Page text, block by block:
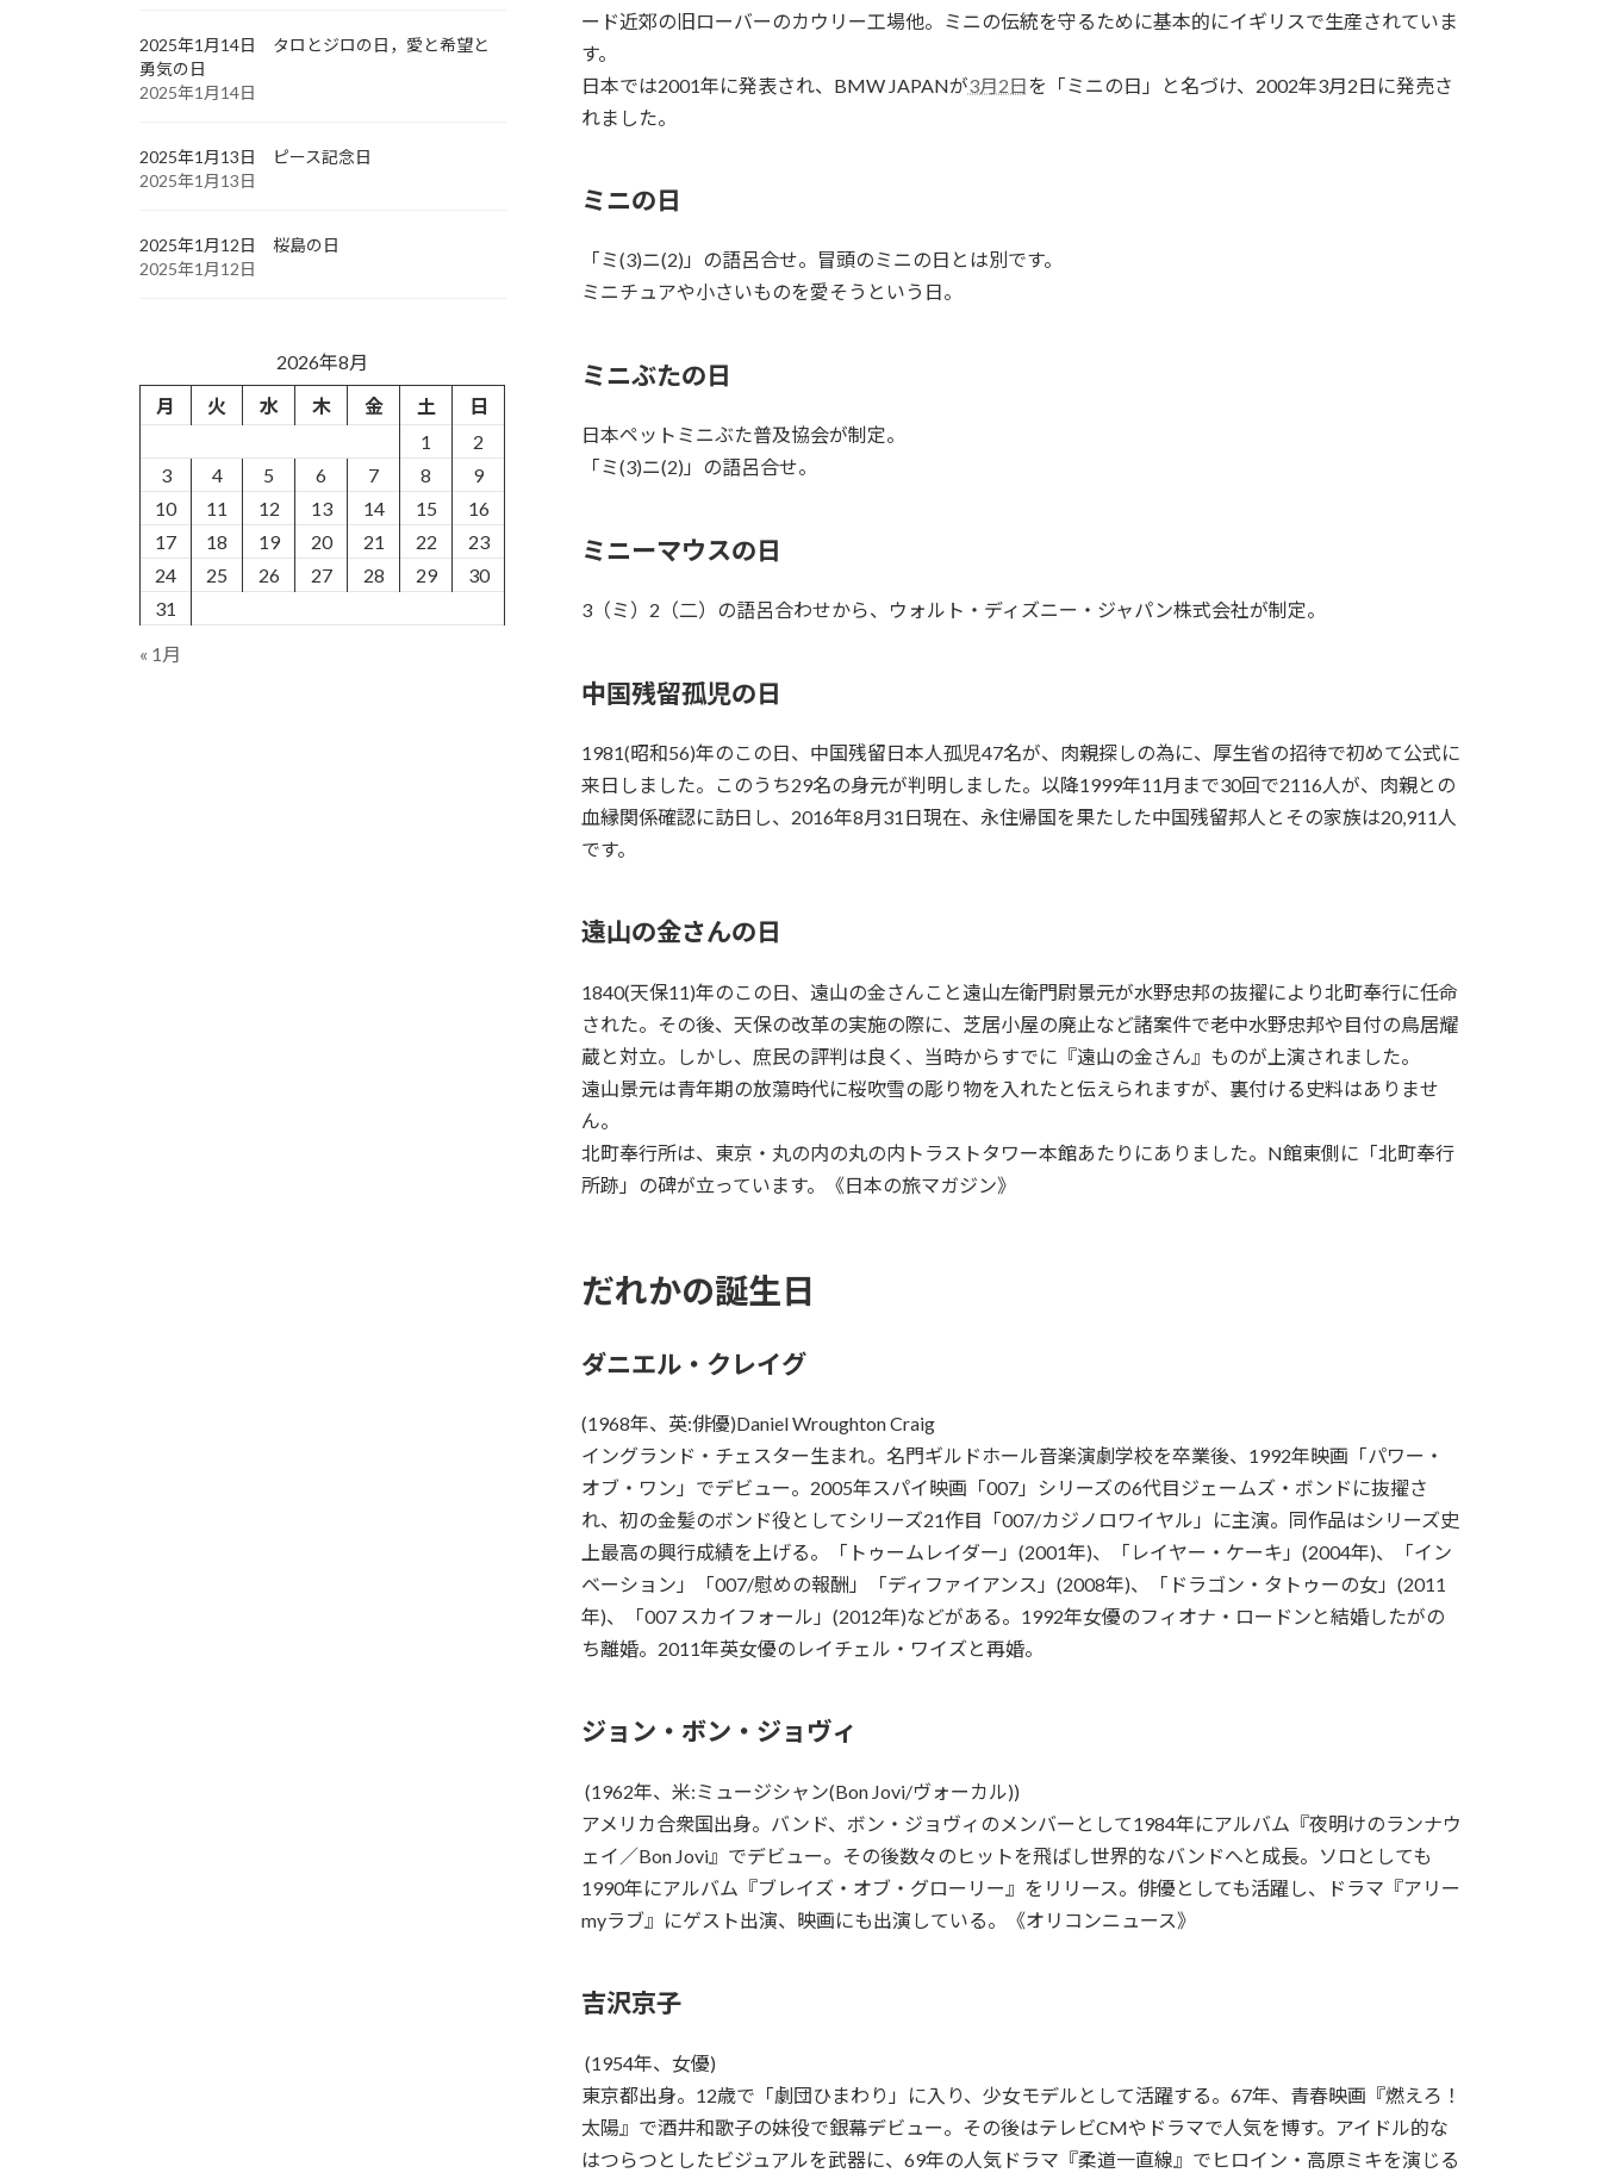
ード近郊の旧ローバーのカウリー工場他。ミニの伝統を守るために基本的にイギリスで生産されていま
す。
日本では2001年に発表され、BMW JAPANが3月2日を「ミニの日」と名づけ、2002年3月2日に発売さ
れました。
ミニの日
「ミ(3)ニ(2)」の語呂合せ。冒頭のミニの日とは別です。
ミニチュアや小さいものを愛そうという日。
ミニぶたの日
日本ペットミニぶた普及協会が制定。
「ミ(3)ニ(2)」の語呂合せ。
ミニーマウスの日
3（ミ）2（二）の語呂合わせから、ウォルト・ディズニー・ジャパン株式会社が制定。
中国残留孤児の日
1981(昭和56)年のこの日、中国残留日本人孤児47名が、肉親探しの為に、厚生省の招待で初めて公式に
来日しました。このうち29名の身元が判明しました。以降1999年11月まで30回で2116人が、肉親との
血縁関係確認に訪日し、2016年8月31日現在、永住帰国を果たした中国残留邦人とその家族は20,911人
です。
遠山の金さんの日
1840(天保11)年のこの日、遠山の金さんこと遠山左衛門尉景元が水野忠邦の抜擢により北町奉行に任命
された。その後、天保の改革の実施の際に、芝居小屋の廃止など諸案件で老中水野忠邦や目付の鳥居耀
蔵と対立。しかし、庶民の評判は良く、当時からすでに『遠山の金さん』ものが上演されました。
遠山景元は青年期の放蕩時代に桜吹雪の彫り物を入れたと伝えられますが、裏付ける史料はありませ
ん。
北町奉行所は、東京・丸の内の丸の内トラストタワー本館あたりにありました。N館東側に「北町奉行
所跡」の碑が立っています。《日本の旅マガジン》
だれかの誕生日
ダニエル・クレイグ
(1968年、英:俳優)Daniel Wroughton Craig
イングランド・チェスター生まれ。名門ギルドホール音楽演劇学校を卒業後、1992年映画「パワー・
オブ・ワン」でデビュー。2005年スパイ映画「007」シリーズの6代目ジェームズ・ボンドに抜擢さ
れ、初の金髪のボンド役としてシリーズ21作目「007/カジノロワイヤル」に主演。同作品はシリーズ史
上最高の興行成績を上げる。「トゥームレイダー」(2001年)、「レイヤー・ケーキ」(2004年)、「イン
ベーション」「007/慰めの報酬」「ディファイアンス」(2008年)、「ドラゴン・タトゥーの女」(2011
年)、「007 スカイフォール」(2012年)などがある。1992年女優のフィオナ・ロードンと結婚したがの
ち離婚。2011年英女優のレイチェル・ワイズと再婚。
ジョン・ボン・ジョヴィ
(1962年、米:ミュージシャン(Bon Jovi/ヴォーカル))
アメリカ合衆国出身。バンド、ボン・ジョヴィのメンバーとして1984年にアルバム『夜明けのランナウ
ェイ／Bon Jovi』でデビュー。その後数々のヒットを飛ばし世界的なバンドへと成長。ソロとしても
1990年にアルバム『ブレイズ・オブ・グローリー』をリリース。俳優としても活躍し、ドラマ『アリー
myラブ』にゲスト出演、映画にも出演している。《オリコンニュース》
吉沢京子
(1954年、女優)
東京都出身。12歳で「劇団ひまわり」に入り、少女モデルとして活躍する。67年、青春映画『燃えろ！
太陽』で酒井和歌子の妹役で銀幕デビュー。その後はテレビCMやドラマで人気を博す。アイドル的な
はつらつとしたビジュアルを武器に、69年の人気ドラマ『柔道一直線』でヒロイン・高原ミキを演じる
2025年1月14日 タロとジロの日，愛と希望と
勇気の日
2025年1月14日
2025年1月13日 ピース記念日
2025年1月13日
2025年1月12日 桜島の日
2025年1月12日
2026年8月
月
火 水 木 金 土
日
1
2
3
4 5 6 7 8
9
10
11 12 13 14 15
16
17
18 19 20 21 22
23
24
25 26 27 28 29
30
31
« 1月